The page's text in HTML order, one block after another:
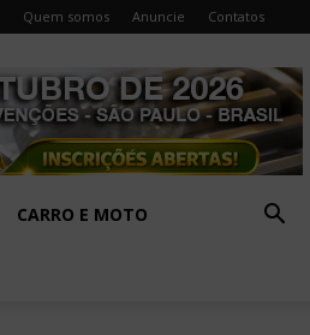
Quem somos Anuncie Contatos
CARRO E MOTO